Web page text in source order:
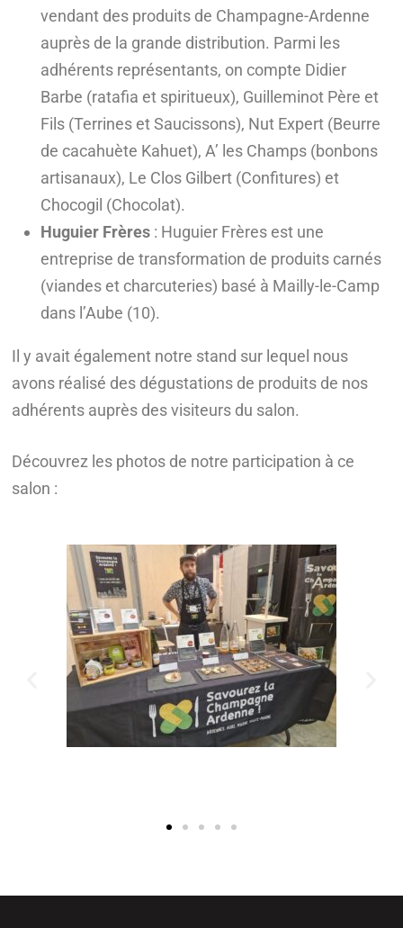
vendant des produits de Champagne-Ardenne
auprès de la grande distribution. Parmi les
adhérents représentants, on compte Didier
Barbe (ratafia et spiritueux), Guilleminot Père et
Fils (Terrines et Saucissons), Nut Expert (Beurre
de cacahuète Kahuet), A’ les Champs (bonbons
artisanaux), Le Clos Gilbert (Confitures) et
Chocogil (Chocolat).
Huguier Frères : Huguier Frères est une
entreprise de transformation de produits carnés
(viandes et charcuteries) basé à Mailly-le-Camp
dans l’Aube (10).
Il y avait également notre stand sur lequel nous
avons réalisé des dégustations de produits de nos
adhérents auprès des visiteurs du salon.
Découvrez les photos de notre participation à ce
salon :